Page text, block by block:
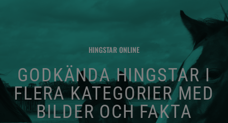
HINGSTAR ONLINE
GODKÄNDA HINGSTAR I
FLERA KATEGORIER MED
BILDER OCH FAKTA